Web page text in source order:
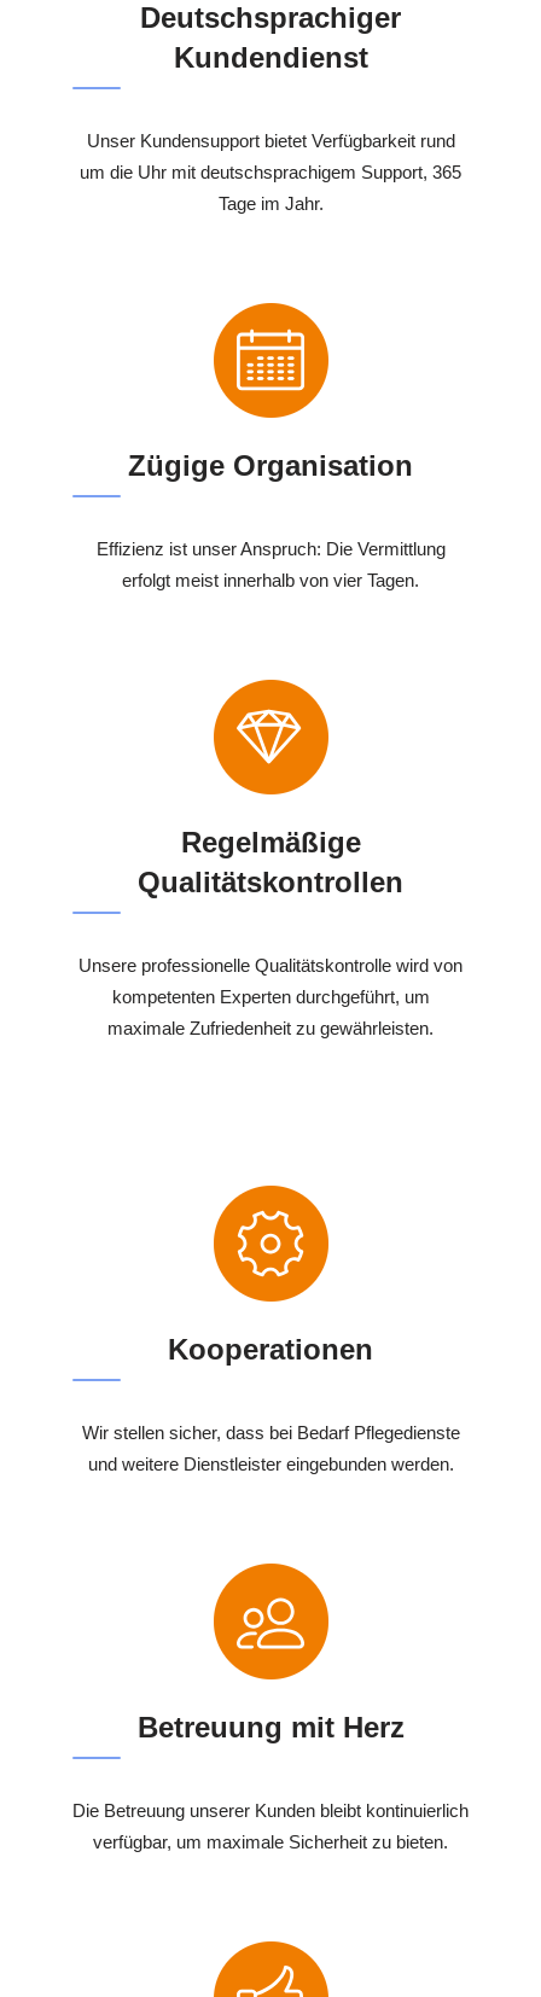
Deutschsprachiger
Kundendienst
Unser Kundensupport bietet Verfügbarkeit rund
um die Uhr mit deutschsprachigem Support, 365
Tage im Jahr.
Zügige Organisation
Effizienz ist unser Anspruch: Die Vermittlung
erfolgt meist innerhalb von vier Tagen.
Regelmäßige
Qualitätskontrollen
Unsere professionelle Qualitätskontrolle wird von
kompetenten Experten durchgeführt, um
maximale Zufriedenheit zu gewährleisten.
Kooperationen
Wir stellen sicher, dass bei Bedarf Pflegedienste
und weitere Dienstleister eingebunden werden.
Betreuung mit Herz
Die Betreuung unserer Kunden bleibt kontinuierlich
verfügbar, um maximale Sicherheit zu bieten.